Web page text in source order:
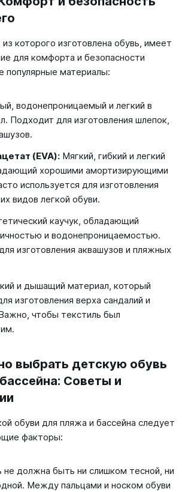
которого изготовлена обувь, имеет
для комфорта и безопасности
популярные материалы:
водонепроницаемый и легкий в
Подходит для изготовления шлепок,
(EVA): Мягкий, гибкий и легкий
хорошими амортизирующими
используется для изготовления
видов легкой обуви.
каучук, обладающий
и водонепроницаемостью.
изготовления аквашузов и пляжных
и дышащий материал, который
изготовления верха сандалий и
чтобы текстиль был
выбрать детскую обувь
Советы и
обуви для пляжа и бассейна следует
факторы:
не должна быть ни слишком тесной, ни
Между пальцами и носком обуви